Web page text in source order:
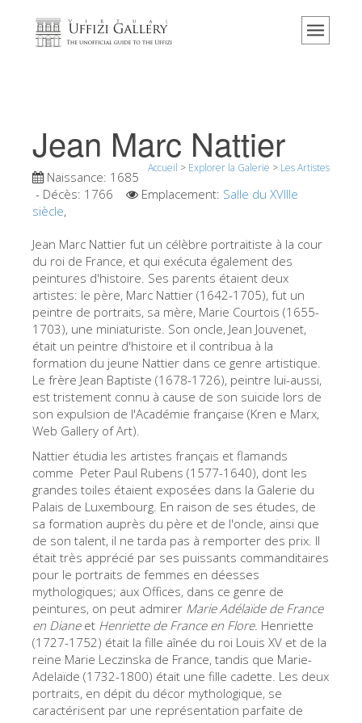
Accueil
Événements et expositions
L' avis des visiteurs
Contact
Réserver
Visite virtuelle
Les Oeuvres
Les Salles
Les Artistes
Les nouvelles salles
Les autres Musées
Le Musée national du Bargello
Galerie de l'Académie
La Galerie Palatine
Les Chapelles Médicis
Le Musée de San Marco
Musée Archéologique
Opificio delle Pietre Dure
Le Musée Galilée
Le Jardin de Boboli
Jean Marc Nattier
Accueil > Explorer la Galerie > Les Artistes
Naissance: 1685
- Décès: 1766 Emplacement: Salle du XVIIIe
siècle,
Jean Marc Nattier fut un célèbre portraitiste à la cour
du roi de France, et qui exécuta également des
peintures d'histoire. Ses parents étaient deux
artistes: le père, Marc Nattier (1642-1705), fut un
peintre de portraits, sa mère, Marie Courtois (1655-
1703), une miniaturiste. Son oncle, Jean Jouvenet,
était un peintre d'histoire et il contribua à la
formation du jeune Nattier dans ce genre artistique.
Le frère Jean Baptiste (1678-1726), peintre lui-aussi,
est tristement connu à cause de son suicide lors de
son expulsion de l'Académie française (Kren e Marx,
Web Gallery of Art).
Nattier étudia les artistes français et flamands
comme Peter Paul Rubens (1577-1640), dont les
grandes toiles étaient exposées dans la Galerie du
Palais de Luxembourg. En raison de ses études, de
sa formation auprès du père et de l'oncle, ainsi que
de son talent, il ne tarda pas à remporter des prix. Il
était très apprécié par ses puissants commanditaires
pour le portraits de femmes en déesses
mythologiques; aux Offices, dans ce genre de
peintures, on peut admirer Marie Adélaïde de France
en Dianeet Henriette de France en Flore. Henriette
(1727-1752) était la fille aînée du roi Louis XV et de la
reine Marie Leczinska de France, tandis que Marie-
Adelaïde (1732-1800) était une fille cadette. Les deux
portraits, en dépit du décor mythologique, se
caractérisent par une représentation parfaite de